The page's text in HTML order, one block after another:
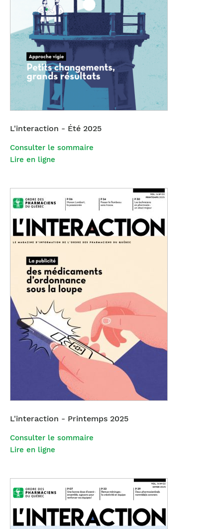
L'interaction - Été 2025
Consulter le sommaire
Lire en ligne
L'interaction - Printemps 2025
Consulter le sommaire
Lire en ligne